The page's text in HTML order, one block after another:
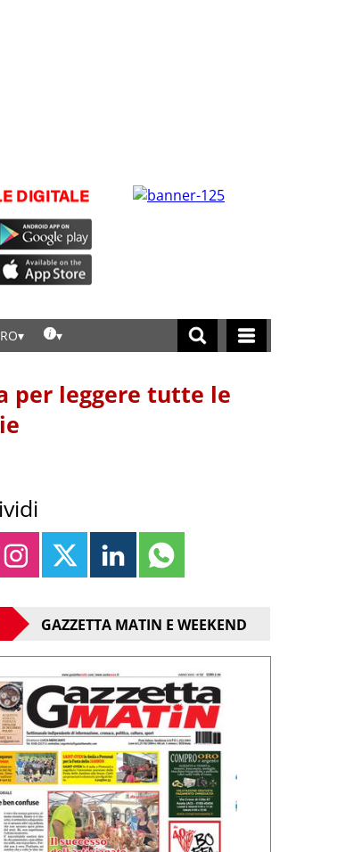
per leggere tutte le
GAZZETTA MATIN E WEEKEND